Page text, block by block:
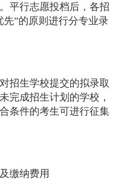
平行志愿投档后，各招
先”的原则进行分专业录
招生学校提交的拟录取
完成招生计划的学校，
条件的考生可进行征集
缴纳费用